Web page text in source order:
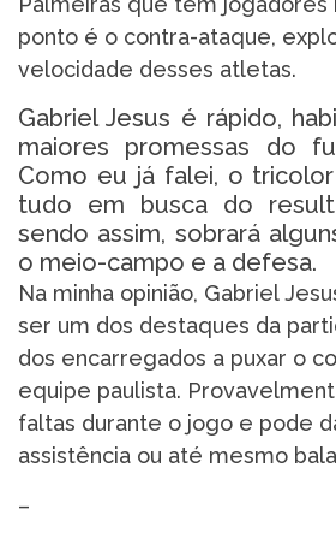
ponto é o contra-ataque,
velocidade desses atletas.
Gabriel Jesus é rápido,
maiores promessas do
Como eu já falei, o
tudo em busca do
sendo assim, sobrará
o meio-campo e a defesa.
Na minha opinião, Gabriel
ser um dos destaques da
dos encarregados a puxar o
equipe paulista.
faltas durante o jogo e pode
assistência ou até mesmo
–